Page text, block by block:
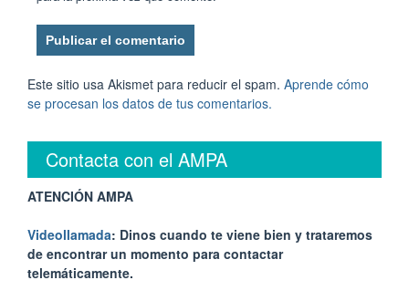
Este sitio usa Akismet para reducir el spam. Aprende cómo
se procesan los datos de tus comentarios.
Contacta con el AMPA
ATENCIÓN AMPA
Videollamada: Dinos cuando te viene bien y trataremos
de encontrar un momento para contactar
telemáticamente.